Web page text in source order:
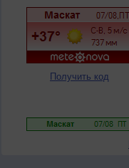
Получить код